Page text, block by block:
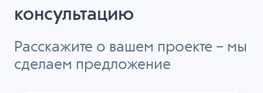
консультацию
Расскажите о вашем проекте – мы
сделаем предложение